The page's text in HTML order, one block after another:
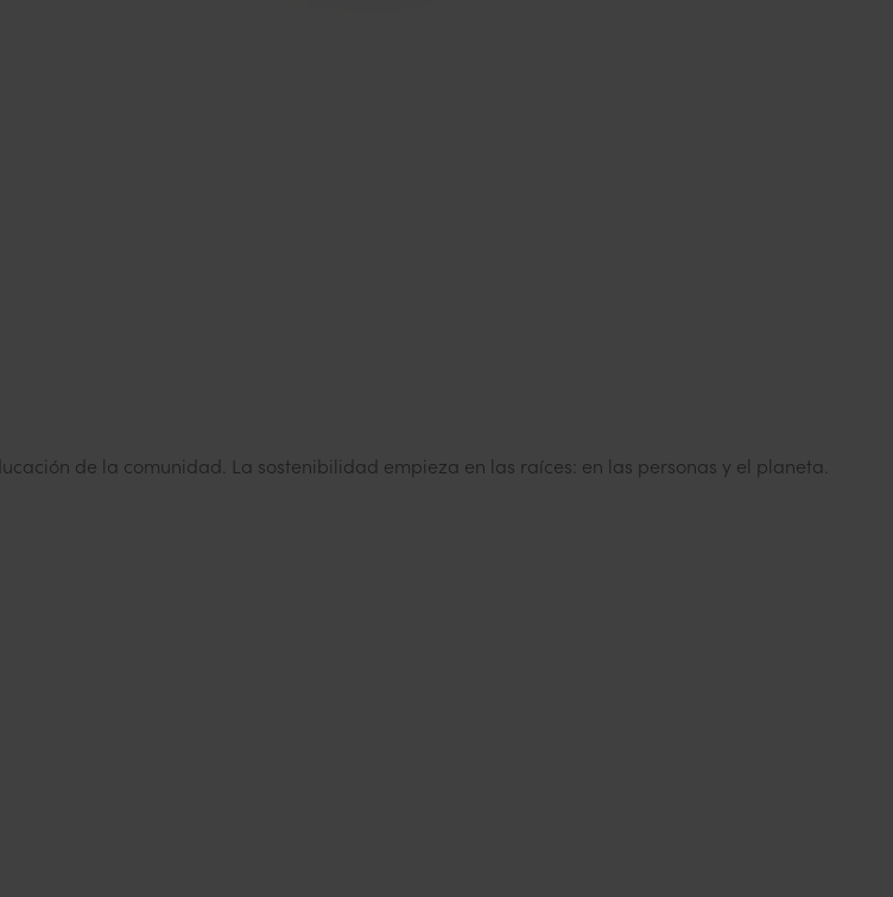
de la comunidad. La sostenibilidad empieza en las raíces: en las personas y el planeta.